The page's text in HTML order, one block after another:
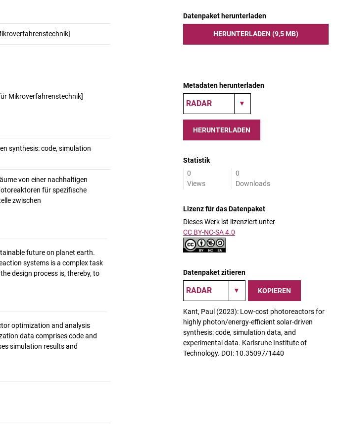
Mikroverfahrenstechnik]
synthesis: code, simulation
von einer nachhaltigen
für spezifische
zwischen
future on planet earth.
systems is a complex task
design process is, thereby, to
optimization and analysis
data comprises code and
simulation results and
Datenpaket herunterladen
HERUNTERLADEN (9,5 MB)
Metadaten herunterladen
HERUNTERLADEN
Statistik
0
Views
0
Downloads
Lizenz für das Datenpaket
Dieses Werk ist lizenziert unter
CC BY-NC-SA 4.0
Datenpaket zitieren
KOPIEREN
Kant, Paul (2023): Low-cost photoreactors for
highly photon/energy-efficient solar-driven
synthesis: code, simulation data, and
experimental data. Karlsruhe Institute of
Technology. DOI: 10.35097/1440